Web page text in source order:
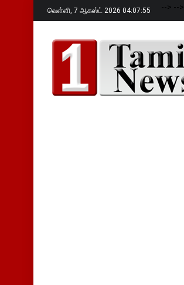
வெள்ளி, 7 ஆகஸ்ட் 2026 04:07:56 --> -->